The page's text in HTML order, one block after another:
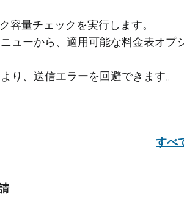
容量チェックを実行します。
ューから、適用可能な料金表オプ
り、送信エラーを回避できます。
すべ